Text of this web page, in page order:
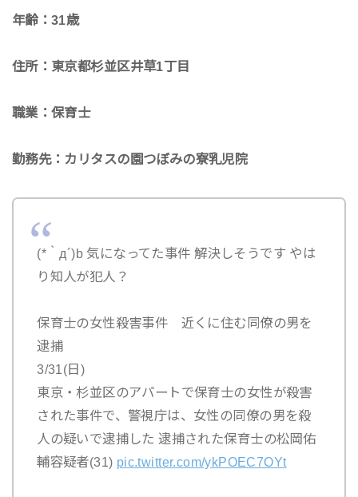
年齢：31歳
住所：東京都杉並区井草1丁目
職業：保育士
勤務先：カリタスの園つぼみの寮乳児院
(*｀д´)b 気になってた事件 解決しそうです やは
り知人が犯人？
保育士の女性殺害事件 近くに住む同僚の男を
逮捕
3/31(日)
東京・杉並区のアパートで保育士の女性が殺害
された事件で、警視庁は、女性の同僚の男を殺
人の疑いで逮捕した 逮捕された保育士の松岡佑
輔容疑者(31) pic.twitter.com/ykPOEC7OYt